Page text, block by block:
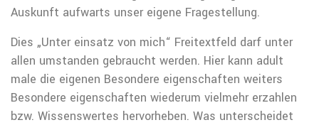
Auskunft aufwarts unser eigene Fragestellung.
Dies „Unter einsatz von mich“ Freitextfeld darf unter
allen umstanden gebraucht werden. Hier kann adult
male die eigenen Besondere eigenschaften weiters
Besondere eigenschaften wiederum vielmehr erzahlen
bzw. Wissenswertes hervorheben. Was unterscheidet